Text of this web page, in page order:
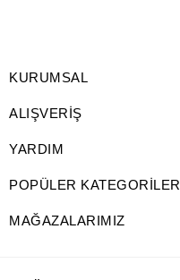
KURUMSAL
ALIŞVERİŞ
YARDIM
POPÜLER KATEGORİLER
MAĞAZALARIMIZ